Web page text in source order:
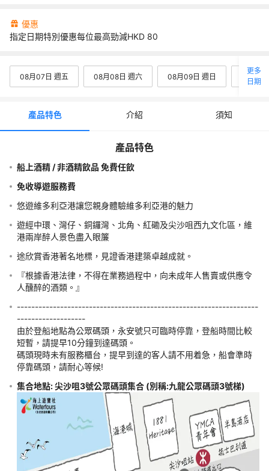
<strong>集合地點: 尖沙咀3號公眾碼頭集合 (別稱:九龍公眾碼頭3號
梯)</strong>
<strong>集合地點: 中環9號公眾碼頭3號梯</strong>
行程介紹
4:10PM 尖沙咀3號公眾碼頭/ 4:20PM 中環9號公眾碼頭3號梯 出發(
賞維港兩岸迷人景色 -> 遊經中環、灣仔、銅鑼灣、紅磡、尖沙咀及西
文化區 -> 約5:05PM回航至尖沙咀/約5:15PM回航至中環-> 自行解散
海上遊覽社(西式船)：海上遊香港有限公司成立於1959年，附屬於香
安旅遊，是一間經營海上觀光遊的持牌公司，於業內享負盛名。觀光
合各式各樣之遊覽形式。
費用
預訂須知
責任細則
特別提示
首位提供電話及電郵之出行旅客必須出發。
客人一經報名不能取消、更改及退款；另不出席當放棄論。
優惠
指定日期特別優惠每位最高勁減HKD 80
08月07日 週五 08月08日 週六 08月09日 週日 08月
更多
日期
產品特色 介紹 須知
產品特色
船上酒精 / 非酒精飲品 免費任飲
免收導遊服務費
悠遊維多利亞港讓您親身體驗維多利亞港的魅力
遊經中環、灣仔、銅鑼灣、北角、紅磡及尖沙咀西九文化區，維
港兩岸醉人景色盡入眼簾
途欣賞香港著名地標，見證香港建築卓越成就。
『根據香港法律，不得在業務過程中，向未成年人售賣或供應令
人醺醉的酒類。』
-------------------------------------------------------------------
-------------------
由於登船地點為公眾碼頭，永安號只可臨時停靠，登船時間比較
短暫，請提早10分鐘到達碼頭。
碼頭現時未有服務櫃台，提早到達的客人請不用着急，船會準時
停靠碼頭，請耐心等候!
集合地點: 尖沙咀3號公眾碼頭集合 (別稱:九龍公眾碼頭3號梯)